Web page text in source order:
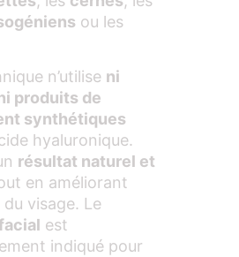
ou les
n’utilise ni
produits de
synthétiques
hyaluronique.
résultat naturel et
en améliorant
du visage. Le
est
indiqué pour